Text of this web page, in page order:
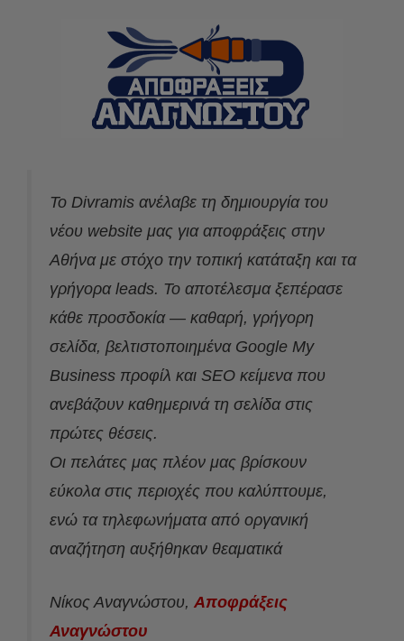
Το Divramis ανέλαβε τη δημιουργία του
νέου website μας για αποφράξεις στην
Αθήνα με στόχο την τοπική κατάταξη και τα
γρήγορα leads. Το αποτέλεσμα ξεπέρασε
κάθε προσδοκία — καθαρή, γρήγορη
σελίδα, βελτιστοποιημένα Google My
Business προφίλ και SEO κείμενα που
ανεβάζουν καθημερινά τη σελίδα στις
πρώτες θέσεις.
Οι πελάτες μας πλέον μας βρίσκουν
εύκολα στις περιοχές που καλύπτουμε,
ενώ τα τηλεφωνήματα από οργανική
αναζήτηση αυξήθηκαν θεαματικά
Νίκος Αναγνώστου, Aποφράξεις
Αναγνώστου